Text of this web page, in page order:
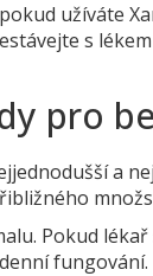
užíváte
s
pro
a
Pokud